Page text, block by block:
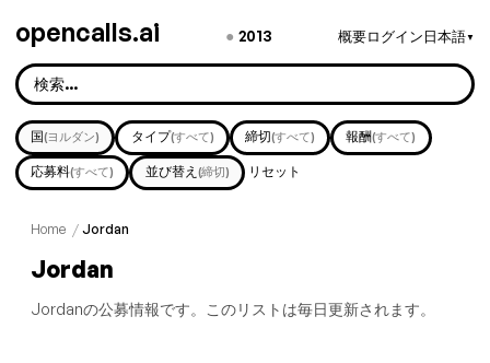
opencalls.ai ● 2013 概要ログイン日本語▼
国(ヨルダン) タイプ(すべて) 締切(すべて) 報酬(すべて)
応募料(すべて) 並び替え (締切) リセット
Home / Jordan
Jordan
Jordanの公募情報です。このリストは毎日更新されます。